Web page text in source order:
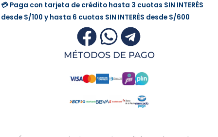
💳 Paga con tarjeta de crédito hasta 3 cuotas SIN INTERÉS
desde S/100 y hasta 6 cuotas SIN INTERÉS desde S/600
MÉTODOS DE PAGO